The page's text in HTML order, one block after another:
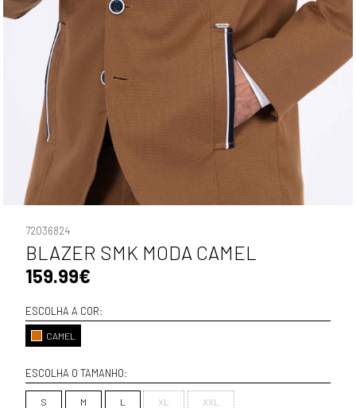
72036824
BLAZER SMK MODA CAMEL
159.99€
ESCOLHA A COR:
CAMEL
ESCOLHA O TAMANHO:
S M L XL XXL